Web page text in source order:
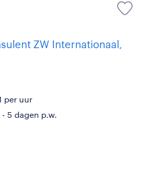
ZW Internationaal,
per uur
5 dagen p.w.